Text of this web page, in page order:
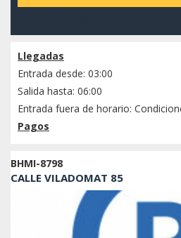
Llegadas
Entrada desde: 03:00
Salida hasta: 06:00
Entrada fuera de horario:
Pagos
BHMI-8798
CALLE VILADOMAT 85